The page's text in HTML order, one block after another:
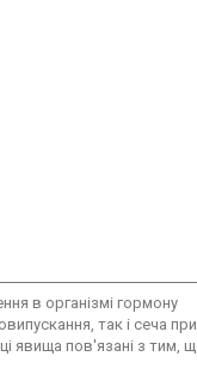
в організмі гормону
так і сеча
явища пов'язані з тим,